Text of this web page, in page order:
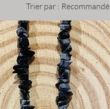
Trier par : Recommandé